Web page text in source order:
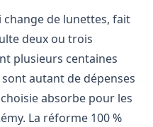
de lunettes, fait
deux ou trois
plusieurs centaines
autant de dépenses
absorbe pour les
La réforme 100 %